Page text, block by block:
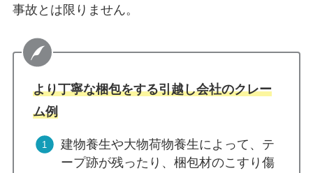
事故とは限りません。
より丁寧な梱包をする引越し会社のクレー
ム例
建物養生や大物荷物養生によって、テ
ープ跡が残ったり、梱包材のこすり傷